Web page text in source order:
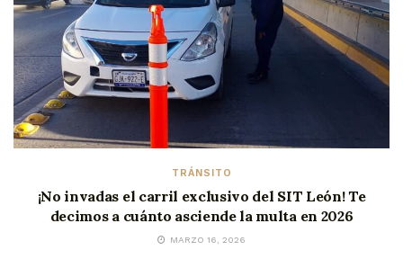
TRÁNSITO
¡No invadas el carril exclusivo del SIT León! Te
decimos a cuánto asciende la multa en 2026
MARZO 16, 2026